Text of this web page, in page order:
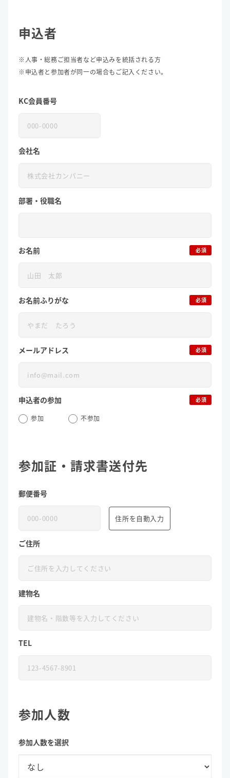
申込者
※人事・総務ご担当者など申込みを統括される方
※申込者と参加者が同一の場合もご記入ください。
KC会員番号
会社名
部署・役職名
お名前 必須
お名前ふりがな 必須
メールアドレス 必須
申込者の参加 必須
参加 不参加
参加証・請求書送付先
郵便番号
住所を自動入力
ご住所
建物名
TEL
参加人数
参加人数を選択